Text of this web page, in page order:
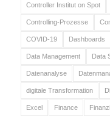
Controller Institut on Spot
Controlling-Prozesse
COVID-19 Dashboards
Data Management Data
Datenanalyse
digitale Transformation
Excel Finance